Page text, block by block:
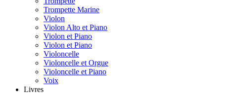
Trompette Marine
Violon
Violon Alto et Piano
Violon et Piano
Violon et Piano
Violoncelle
Violoncelle et Orgue
Violoncelle et Piano
Voix
Livres